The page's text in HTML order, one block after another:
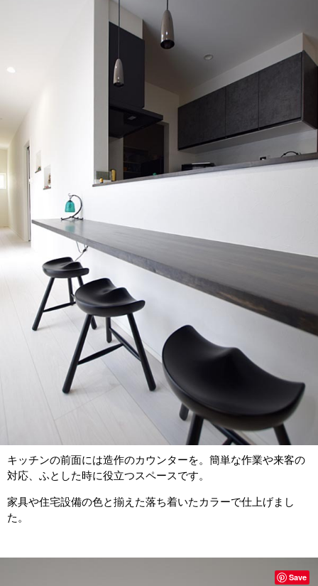
キッチンの前面には造作のカウンターを。簡単な作業や来客の
対応、ふとした時に役立つスペースです。
家具や住宅設備の色と揃えた落ち着いたカラーで仕上げまし
た。
Save